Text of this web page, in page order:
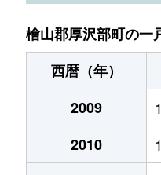
檜山郡厚沢部町の一
西暦（年）
2009
2010